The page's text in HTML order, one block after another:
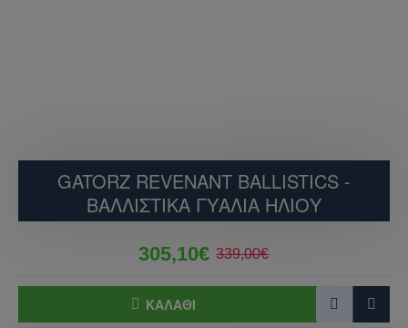
GATORZ REVENANT BALLISTICS -
ΒΑΛΛΙΣΤΙΚΆ ΓΥΑΛΙΆ ΗΛΊΟΥ
305,10€ 339,00€
ΚΑΛΆΘΙ